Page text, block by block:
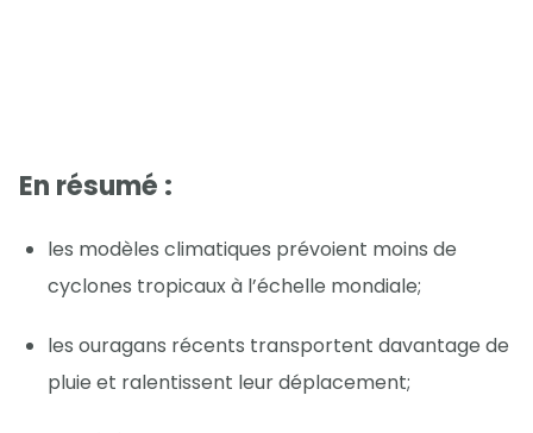
En résumé :
les modèles climatiques prévoient moins de
cyclones tropicaux à l’échelle mondiale;
les ouragans récents transportent davantage de
pluie et ralentissent leur déplacement;